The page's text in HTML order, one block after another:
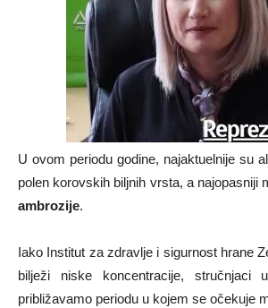
U ovom periodu godine, najaktuelnije su
polen korovskih biljnih vrsta, a najopasniji
ambrozije.
Iako Institut za zdravlje i sigurnost hrane
bilježi niske koncentracije, stručnjaci
približavamo periodu u kojem se očekuje